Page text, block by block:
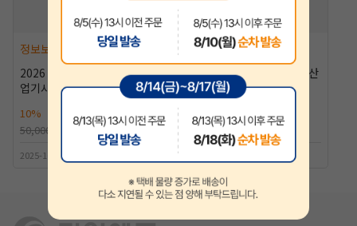
정보보안(산업)기사
2026 알기사 정보보안기사(산
업기사) 필기+핵심기출 1200
10%
45,000원
50,000원
2025-10-30출간 | 조현준저자
정보보안(산업)기사
2026 알기사 정보보안기사(산
업기사) 실기 [10%할인]
10% 41,400원
46,000원